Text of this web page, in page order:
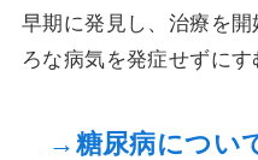
早期に発見し、治療を
ろな病気を発症せずにす
→糖尿病につい